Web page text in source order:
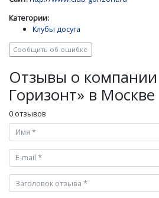
Категории:
Клубы досуга
Сообщить об ошибке
Отзывы о компании
Горизонт» в Москве
0 отзывов